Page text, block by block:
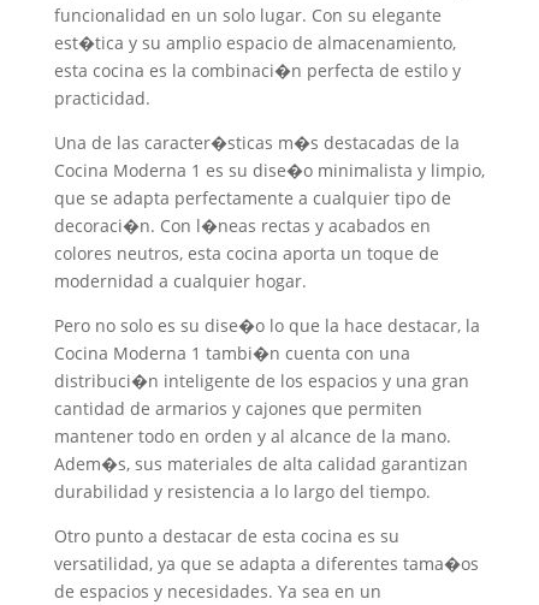
funcionalidad en un solo lugar. Con su elegante
est�tica y su amplio espacio de almacenamiento,
esta cocina es la combinaci�n perfecta de estilo y
practicidad.
Una de las caracter�sticas m�s destacadas de la
Cocina Moderna 1 es su dise�o minimalista y limpio,
que se adapta perfectamente a cualquier tipo de
decoraci�n. Con l�neas rectas y acabados en
colores neutros, esta cocina aporta un toque de
modernidad a cualquier hogar.
Pero no solo es su dise�o lo que la hace destacar, la
Cocina Moderna 1 tambi�n cuenta con una
distribuci�n inteligente de los espacios y una gran
cantidad de armarios y cajones que permiten
mantener todo en orden y al alcance de la mano.
Adem�s, sus materiales de alta calidad garantizan
durabilidad y resistencia a lo largo del tiempo.
Otro punto a destacar de esta cocina es su
versatilidad, ya que se adapta a diferentes tama�os
de espacios y necesidades. Ya sea en un